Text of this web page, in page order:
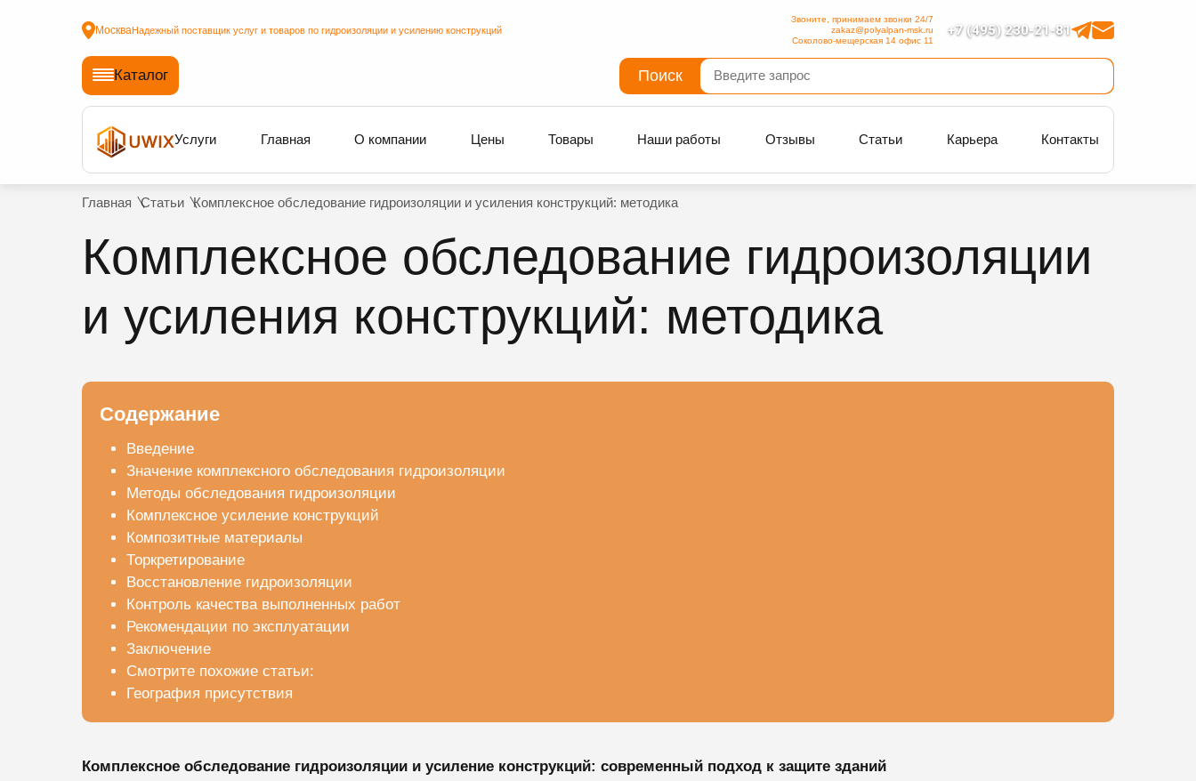
МоскваНадежный поставщик услуг и товаров по гидроизоляции и усилению конструкций +7 (495) 230-21-81
Звоните, принимаем звонки 24/7
zakaz@polyalpan-msk.ru
Соколово-мещерская 14 офис 11
Каталог Поиск
Услуги Главная О компании Цены Товары Наши работы Отзывы Статьи Карьера Контакты
Главная Статьи Комплексное обследование гидроизоляции и усиления конструкций: методика
Комплексное обследование гидроизоляции
и усиления конструкций: методика
Содержание
Введение
Значение комплексного обследования гидроизоляции
Методы обследования гидроизоляции
Комплексное усиление конструкций
Композитные материалы
Торкретирование
Восстановление гидроизоляции
Контроль качества выполненных работ
Рекомендации по эксплуатации
Заключение
Смотрите похожие статьи:
География присутствия
Комплексное обследование гидроизоляции и усиление конструкций: современный подход к защите зданий